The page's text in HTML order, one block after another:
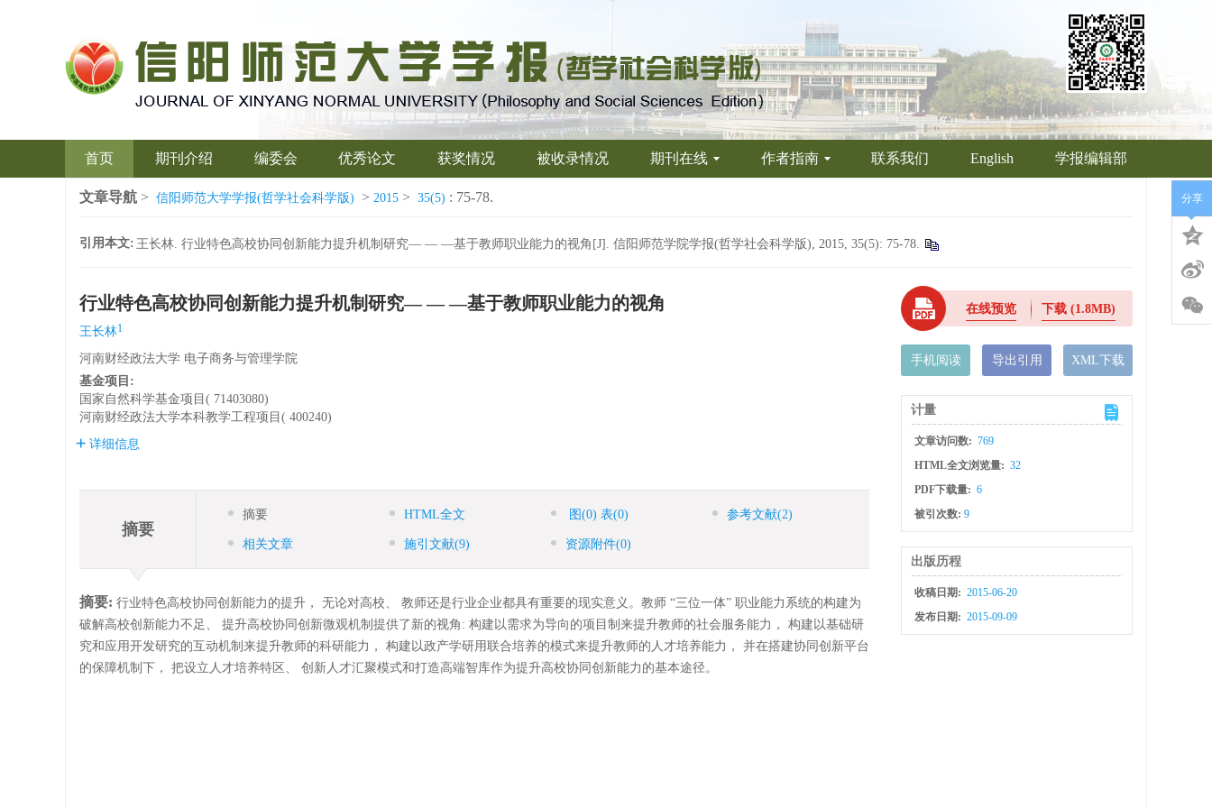
首页 期刊介绍 编委会 优秀论文 获奖情况 被收录情况 期刊在线 作者指南 联系我们 English 学报编辑部
文章导航 > 信阳师范大学学报(哲学社会科学版) > 2015 > 35(5) : 75-78.
引用本文: 王长林. 行业特色高校协同创新能力提升机制研究— — —基于教师职业能力的视角[J]. 信阳师范学院学报(哲学社会科学版), 2015, 35(5): 75-78.
行业特色高校协同创新能力提升机制研究— — —基于教师职业能力的视角
王长林1
河南财经政法大学 电子商务与管理学院
基金项目:
国家自然科学基金项目( 71403080)
河南财经政法大学本科教学工程项目( 400240)
详细信息
摘要
摘要 HTML全文 图 (0) 表(0) 参考文献(2)
相关文章 施引文献(9) 资源附件(0)
摘要: 行业特色高校协同创新能力的提升， 无论对高校、 教师还是行业企业都具有重要的现实意义。教师 “三位一体” 职业能力系统的构建为
破解高校创新能力不足、 提升高校协同创新微观机制提供了新的视角: 构建以需求为导向的项目制来提升教师的社会服务能力， 构建以基础研
究和应用开发研究的互动机制来提升教师的科研能力， 构建以政产学研用联合培养的模式来提升教师的人才培养能力， 并在搭建协同创新平台
的保障机制下， 把设立人才培养特区、 创新人才汇聚模式和打造高端智库作为提升高校协同创新能力的基本途径。
在线预览 下载(1.8MB)
手机阅读 导出引用 XML下载
计量
文章访问数: 769
HTML全文浏览量: 32
PDF下载量: 6
被引次数:9
出版历程
收稿日期: 2015-06-20
发布日期: 2015-09-09
分享